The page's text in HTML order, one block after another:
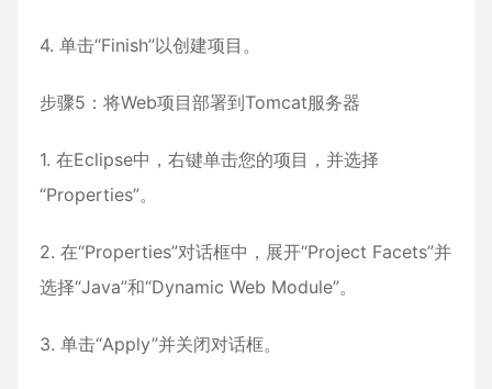
4. 单击“Finish”以创建项目。
步骤5：将Web项目部署到Tomcat服务器
1. 在Eclipse中，右键单击您的项目，并选择
“Properties”。
2. 在“Properties”对话框中，展开“Project Facets”并
选择“Java”和“Dynamic Web Module”。
3. 单击“Apply”并关闭对话框。